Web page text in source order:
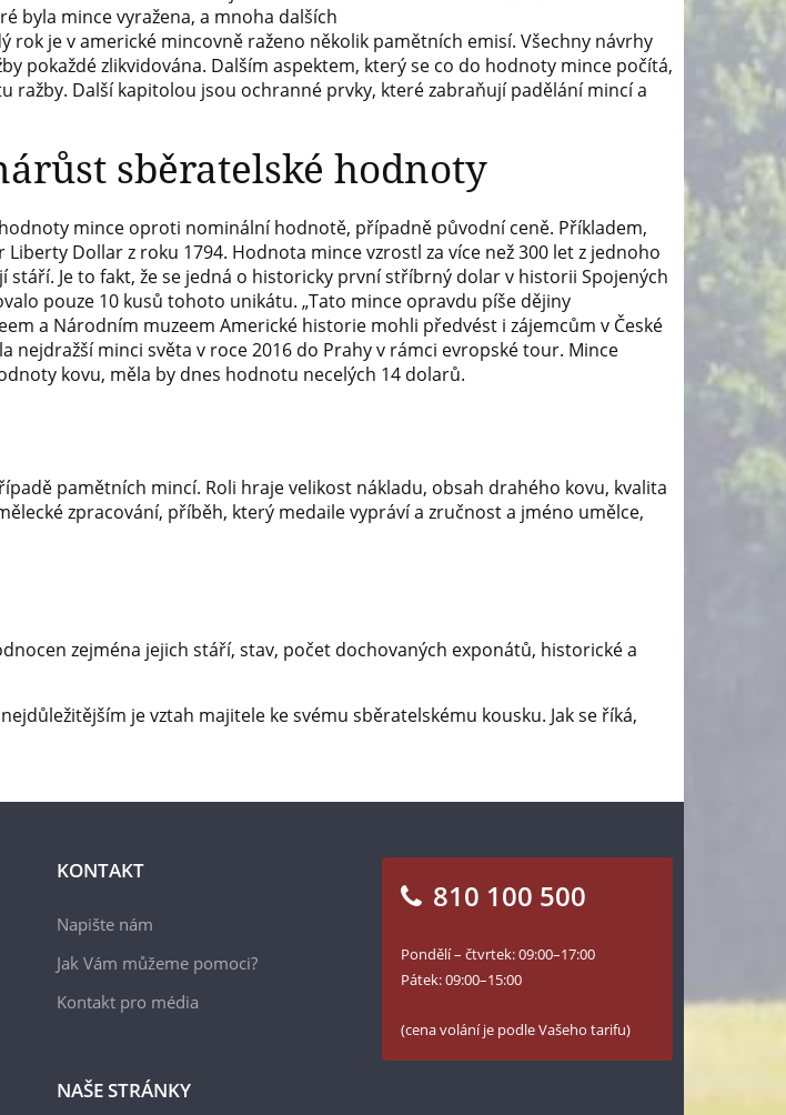
byla mince vyražena, a mnoha dalších
je v americké mincovně raženo několik pamětních emisí. Všechny návrhy
pokaždé zlikvidována. Dalším aspektem, který se co do hodnoty mince počítá,
Další kapitolou jsou ochranné prvky, které zabraňují padělání mincí a
sběratelské hodnoty
mince oproti nominální hodnotě, případně původní ceně. Příkladem,
Dollar z roku 1794. Hodnota mince vzrostl za více než 300 let z jednoho
Je to fakt, že se jedná o historicky první stříbrný dolar v historii Spojených
pouze 10 kusů tohoto unikátu. „Tato mince opravdu píše dějiny
a Národním muzeem Americké historie mohli předvést i zájemcům v České
minci světa v roce 2016 do Prahy v rámci evropské tour. Mince
kovu, měla by dnes hodnotu necelých 14 dolarů.
pamětních mincí. Roli hraje velikost nákladu, obsah drahého kovu, kvalita
zpracování, příběh, který medaile vypráví a zručnost a jméno umělce,
zejména jejich stáří, stav, počet dochovaných exponátů, historické a
je vztah majitele ke svému sběratelskému kousku. Jak se říká,
KONTAKT
Napište nám
Jak Vám můžeme pomoci?
Kontakt pro média
NAŠE STRÁNKY
810 100 500
Pondělí – čtvrtek: 09:00–17:00
Pátek: 09:00–15:00
(cena volání je podle Vašeho tarifu)